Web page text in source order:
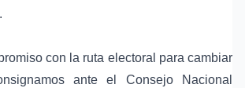
con la ruta electoral para cambiar
ante el Consejo Nacional